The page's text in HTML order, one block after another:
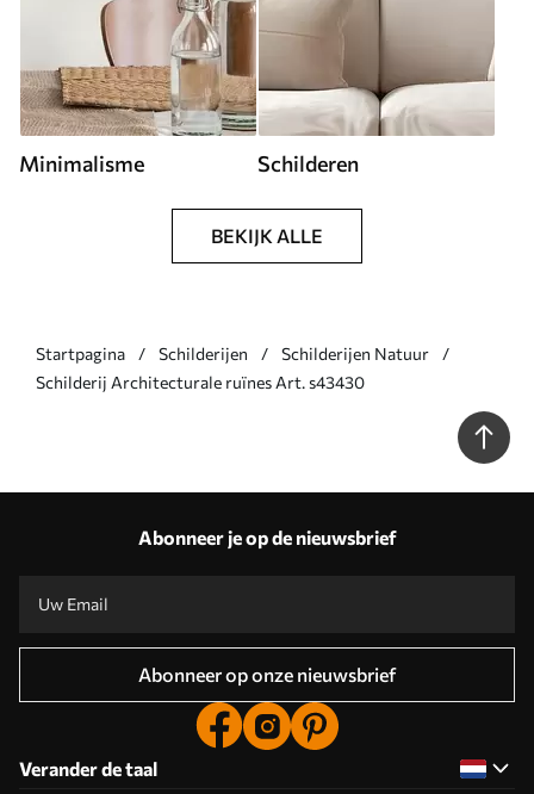
Minimalisme Schilderen
BEKIJK ALLE
Startpagina Schilderijen
Schilderijen Natuur
Schilderij Architecturale ruïnes Art. s43430
Abonneer je op de nieuwsbrief
Abonneer op onze nieuwsbrief
Verander de taal